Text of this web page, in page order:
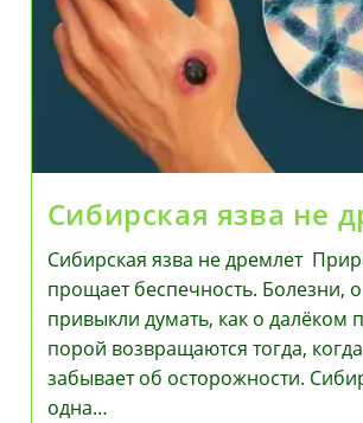
Сибирская язва не
Сибирская язва не дремлет
прощает беспечность. Болезни,
привыкли думать, как о далёком
порой возвращаются тогда,
забывает об осторожности.
одна…